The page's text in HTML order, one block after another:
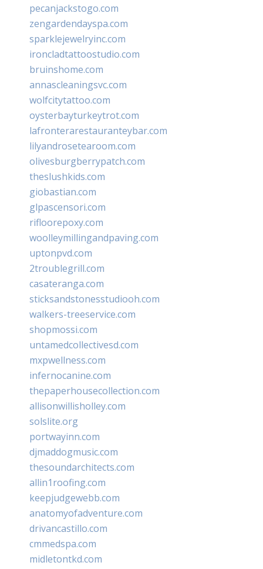
pecanjackstogo.com
zengardendayspa.com
sparklejewelryinc.com
ironcladtattoostudio.com
bruinshome.com
annascleaningsvc.com
wolfcitytattoo.com
oysterbayturkeytrot.com
lafronterarestauranteybar.com
lilyandrosetearoom.com
olivesburgberrypatch.com
theslushkids.com
giobastian.com
glpascensori.com
rifloorepoxy.com
woolleymillingandpaving.com
uptonpvd.com
2troublegrill.com
casateranga.com
sticksandstonesstudiooh.com
walkers-treeservice.com
shopmossi.com
untamedcollectivesd.com
mxpwellness.com
infernocanine.com
thepaperhousecollection.com
allisonwillisholley.com
solslite.org
portwayinn.com
djmaddogmusic.com
thesoundarchitects.com
allin1roofing.com
keepjudgewebb.com
anatomyofadventure.com
drivancastillo.com
cmmedspa.com
midletontkd.com